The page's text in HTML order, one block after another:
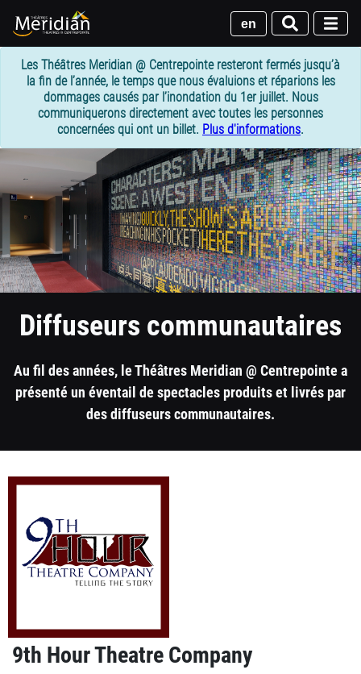
contenu
principal
en
Les Théâtres Meridian @ Centrepointe resteront fermés jusqu’à
la fin de l’année, le temps que nous évaluions et réparions les
dommages causés par l’inondation du 1er juillet. Nous
communiquerons directement avec toutes les personnes
concernées qui ont un billet. Plus d'informations.
1
column
header
section
Diffuseurs communautaires
Au fil des années, le Théâtres Meridian @ Centrepointe a
présenté un éventail de spectacles produits et livrés par
des diffuseurs communautaires.
1
column
container
section
9th Hour Theatre Company